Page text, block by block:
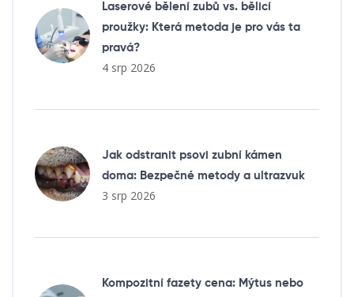
Laserové bělení zubů vs. bělicí
proužky: Která metoda je pro vás ta
pravá?
4 srp 2026
Jak odstranit psovi zubní kámen
doma: Bezpečné metody a ultrazvuk
3 srp 2026
Kompozitní fazety cena: Mýtus nebo